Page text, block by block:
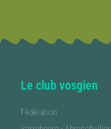
Le club vosgien
Fédération